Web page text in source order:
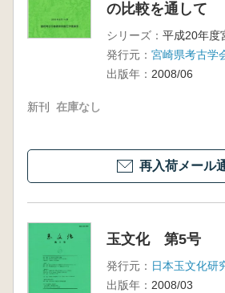
の比較を通して
シリーズ：
発行元： 宮崎県考古学
出版年： 2008/06
新刊 在庫なし
再入荷メール
玉文化 第5号
発行元： 日本玉文化研
出版年： 2008/03